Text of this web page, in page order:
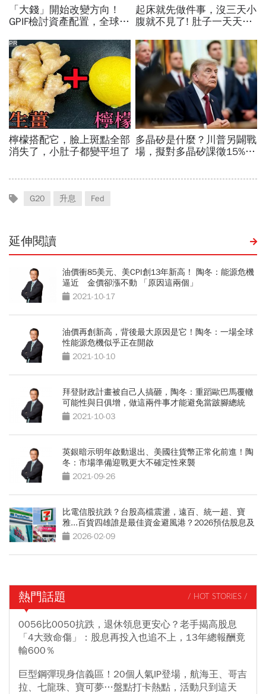
G20 升息 Fed
延伸閱讀
油價衝85美元、美CPI創13年新高！ 陶冬：能源危機
逼近 金價卻漲不動 「原因這兩個」
2021-10-17
油價再創新高，背後最大原因是它！陶冬：一場全球
性能源危機似乎正在開啟
2021-10-10
拜登財政計畫被自己人搞砸，陶冬：重蹈歐巴馬覆轍
可能性與日俱增，做這兩件事才能避免當跛腳總統
2021-10-03
英銀暗示明年啟動退出、美國往貨幣正常化前進！陶
冬：市場準備迎戰更大不確定性來襲
2021-09-26
比電信股抗跌？台股高檔震盪，遠百、統一超、寶
雅...百貨四雄誰是最佳資金避風港？2026預估股息及
殖利率曝光
2026-02-09
熱門話題 / HOT STORIES /
0056比0050抗跌，退休領息更安心？老手揭高股息
「4大致命傷」：股息再投入也追不上，13年總報酬竟
輸600％
巨型鋼彈現身信義區！20個人氣IP登場，航海王、哥吉
拉、七龍珠、寶可夢…盤點打卡熱點，活動只到這天